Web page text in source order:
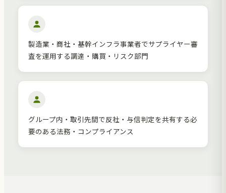
製造業・商社・基幹インフラ事業者でサプライヤー審
査を運用する調達・購買・リスク部門
グループ内・取引先間で反社・与信判定を共有する必
要のある法務・コンプライアンス